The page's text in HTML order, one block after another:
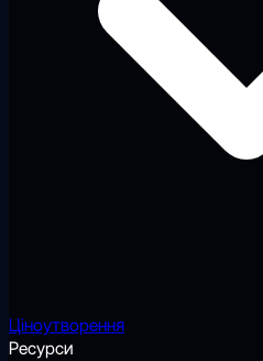
Ціноутворення
Ресурси